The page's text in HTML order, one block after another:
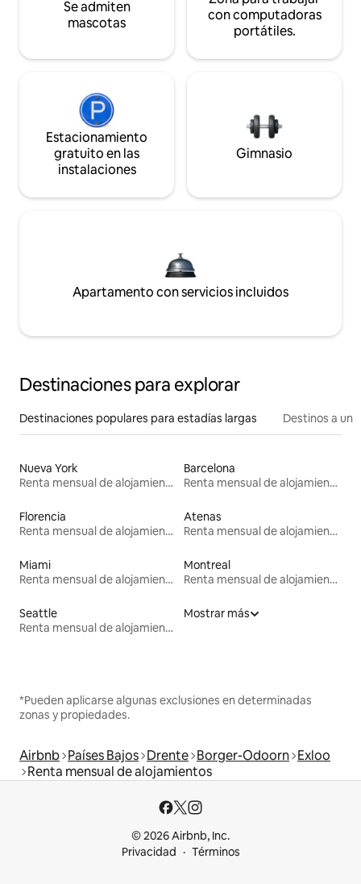
Se admiten
mascotas
con computadoras
portátiles.
Estacionamiento
gratuito en las
instalaciones
Gimnasio
Apartamento con servicios incluidos
Destinaciones para explorar
Destinaciones populares para estadías largas Destinos a un
Nueva York
Renta mensual de alojamientos
Barcelona
Renta mensual de alojamientos
Florencia
Renta mensual de alojamientos
Atenas
Renta mensual de alojamientos
Miami
Renta mensual de alojamientos
Montreal
Renta mensual de alojamientos
Seattle
Renta mensual de alojamientos
Mostrar más
*Pueden aplicarse algunas exclusiones en determinadas
zonas y propiedades.
Airbnb Países Bajos Drente Borger-Odoorn Exloo
Renta mensual de alojamientos
© 2026 Airbnb, Inc.
Privacidad
Términos